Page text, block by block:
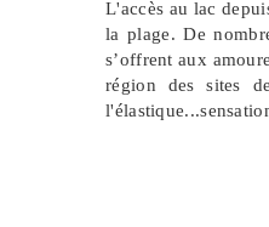
L'accès au lac
la plage. De
s’offrent aux
région des sites